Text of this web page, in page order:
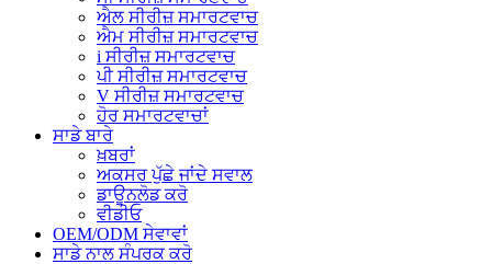
ਐਲ ਸੀਰੀਜ਼ ਸਮਾਰਟਵਾਚ
ਐਮ ਸੀਰੀਜ਼ ਸਮਾਰਟਵਾਚ
i ਸੀਰੀਜ਼ ਸਮਾਰਟਵਾਚ
ਪੀ ਸੀਰੀਜ਼ ਸਮਾਰਟਵਾਚ
V ਸੀਰੀਜ਼ ਸਮਾਰਟਵਾਚ
ਹੋਰ ਸਮਾਰਟਵਾਚਾਂ
ਸਾਡੇ ਬਾਰੇ
ਖ਼ਬਰਾਂ
ਅਕਸਰ ਪੁੱਛੇ ਜਾਂਦੇ ਸਵਾਲ
ਡਾਊਨਲੋਡ ਕਰੋ
ਵੀਡੀਓ
OEM/ODM ਸੇਵਾਵਾਂ
ਸਾਡੇ ਨਾਲ ਸੰਪਰਕ ਕਰੋ